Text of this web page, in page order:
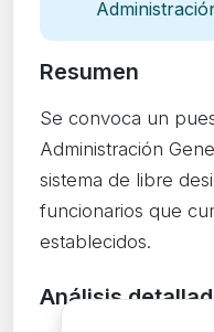
Resumen
Se convoca un
Administración
sistema de libre
funcionarios que
establecidos.
Análisis